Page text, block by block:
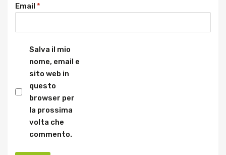
Email *
Salva il mio
nome, email e
sito web in
questo
browser per
la prossima
volta che
commento.